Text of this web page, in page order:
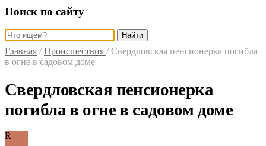
Поиск по сайту
Найти
Главная / Происшествия / Свердловская пенсионерка погибла
в огне в садовом доме
Свердловская пенсионерка
погибла в огне в садовом доме
R